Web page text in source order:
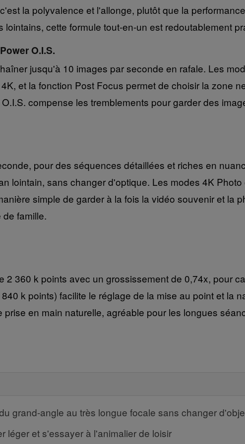
la polyvalence et l'allonge, plutôt que la
cette formule tout-en-un est redoutablement
O.I.S.
jusqu'à 10 images par seconde en rafale. Les
et la fonction Post Focus permet de choisir la zone
compense les tremblements pour garder des
pour des séquences détaillées et riches en
lointain, sans changer d'optique. Les modes 4K
simple de garder à la fois la vidéo souvenir et la
famille.
360 k points avec un grossissement de 0,74x, pour
k points) facilite le réglage de la mise au point et la
en main naturelle, agréable pour les longues
grand-angle au très longue focale sans changer
léger et s'essayer à l'animalier de loisir